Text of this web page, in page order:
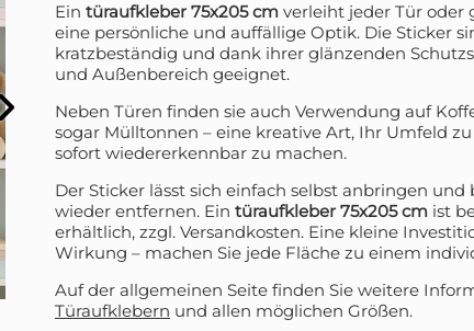
Ein türaufkleber 75x205 cm verleiht jeder Tür oder
eine persönliche und auffällige Optik. Die Sticker
kratzbeständig und dank ihrer glänzenden
und Außenbereich geeignet.
Neben Türen finden sie auch Verwendung auf
sogar Mülltonnen – eine kreative Art, Ihr Umfeld
sofort wiedererkennbar zu machen.
Der Sticker lässt sich einfach selbst anbringen und
wieder entfernen. Ein türaufkleber 75x205 cm ist
erhältlich, zzgl. Versandkosten. Eine kleine
Wirkung – machen Sie jede Fläche zu einem
Auf der allgemeinen Seite finden Sie weitere
Türaufklebern und allen möglichen Größen.